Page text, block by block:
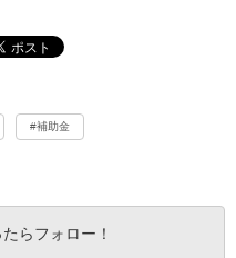
#補助金
らフォロー！